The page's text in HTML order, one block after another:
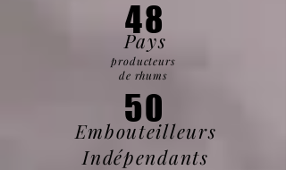
48
Pays
producteurs
de rhums
Embouteilleurs
Indépendants
50